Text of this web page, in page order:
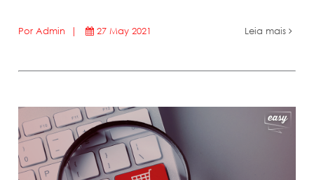
Por Admin | 27 May 2021 Leia mais